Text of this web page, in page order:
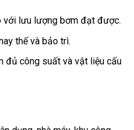
với lưu lượng bơm đạt được.
thế và bảo trì.
đủ công suất và vật liệu cấu